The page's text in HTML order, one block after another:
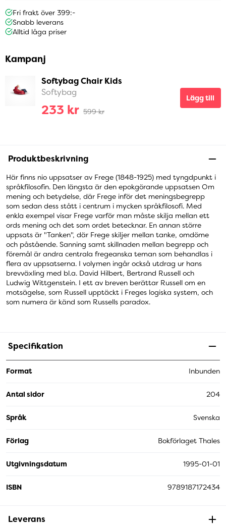
Fri frakt över 399:-
Snabb leverans
Alltid låga priser
Kampanj
Softybag Chair Kids
Softybag
233 kr 599 kr
Lägg till
Produktbeskrivning
Här finns nio uppsatser av Frege (1848-1925) med tyngdpunkt i
språkfilosofin. Den längsta är den epokgörande uppsatsen Om
mening och betydelse, där Frege inför det meningsbegrepp
som sedan dess stått i centrum i mycken språkfilosofi. Med
enkla exempel visar Frege varför man måste skilja mellan ett
ords mening och det som ordet betecknar. En annan större
uppsats är "Tanken", där Frege skiljer mellan tanke, omdöme
och påstående. Sanning samt skillnaden mellan begrepp och
föremål är andra centrala fregeanska teman som behandlas i
flera av uppsatserna. I volymen ingår också utdrag ur hans
brevväxling med bl.a. David Hilbert, Bertrand Russell och
Ludwig Wittgenstein. I ett av breven berättar Russell om en
motsägelse, som Russell upptäckt i Freges logiska system, och
som numera är känd som Russells paradox.
Specifikation
Format Inbunden
Antal sidor 204
Språk Svenska
Förlag Bokförlaget Thales
Utgivningsdatum 1995-01-01
ISBN 9789187172434
Leverans